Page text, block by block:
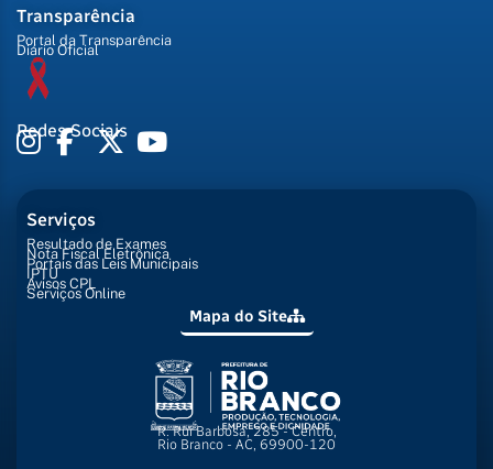
Transparência
Portal da Transparência
Diário Oficial
Redes Sociais
Serviços
Resultado de Exames
Nota Fiscal Eletrônica
Portais das Leis Municipais
IPTU
Avisos CPL
Serviços Online
Mapa do Site
R. Rui Barbosa, 285 - Centro,
Rio Branco - AC, 69900-120